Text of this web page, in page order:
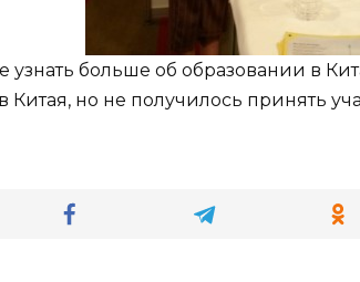
узнать больше об образовании в
Китая, но не получилось принять